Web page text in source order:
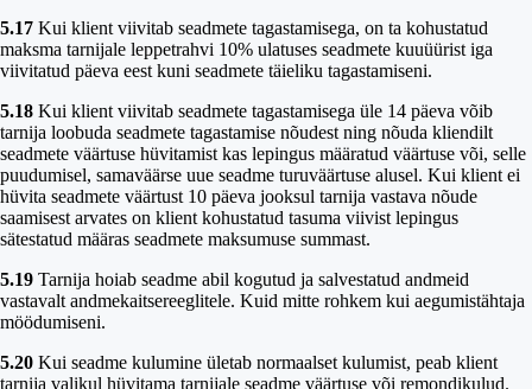
5.17 Kui klient viivitab seadmete tagastamisega, on ta kohustatud
maksma tarnijale leppetrahvi 10% ulatuses seadmete kuuüürist iga
viivitatud päeva eest kuni seadmete täieliku tagastamiseni.
5.18 Kui klient viivitab seadmete tagastamisega üle 14 päeva võib
tarnija loobuda seadmete tagastamise nõudest ning nõuda kliendilt
seadmete väärtuse hüvitamist kas lepingus määratud väärtuse või, selle
puudumisel, samaväärse uue seadme turuväärtuse alusel. Kui klient ei
hüvita seadmete väärtust 10 päeva jooksul tarnija vastava nõude
saamisest arvates on klient kohustatud tasuma viivist lepingus
sätestatud määras seadmete maksumuse summast.
5.19 Tarnija hoiab seadme abil kogutud ja salvestatud andmeid
vastavalt andmekaitsereeglitele. Kuid mitte rohkem kui aegumistähtaja
möödumiseni.
5.20 Kui seadme kulumine ületab normaalset kulumist, peab klient
tarnija valikul hüvitama tarnijale seadme väärtuse või remondikulud.